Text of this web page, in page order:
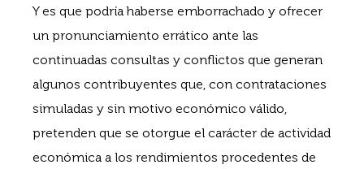
Y es que podría haberse emborrachado y ofrecer
un pronunciamiento errático ante las
continuadas consultas y conflictos que generan
algunos contribuyentes que, con contrataciones
simuladas y sin motivo económico válido,
pretenden que se otorgue el carácter de actividad
económica a los rendimientos procedentes de